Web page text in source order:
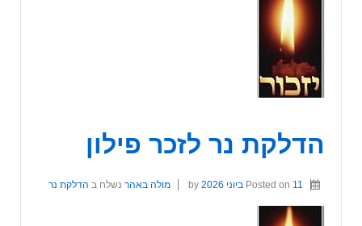
הדלקת נר לזכר פילון
Posted on 11 ביוני 2026 מולה באהר נשלח ב הדלקת נר